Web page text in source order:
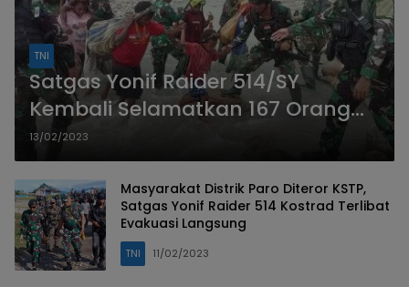
TNI
Satgas Yonif Raider 514/SY
Kembali Selamatkan 167 Orang
Masyarakat Paro
13/02/2023
Masyarakat Distrik Paro Diteror KSTP,
Satgas Yonif Raider 514 Kostrad Terlibat
Evakuasi Langsung
TNI 11/02/2023